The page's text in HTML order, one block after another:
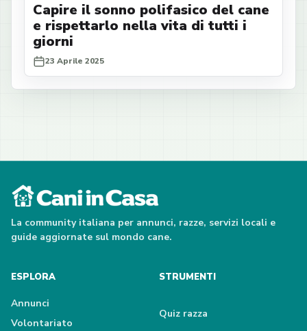
Capire il sonno polifasico del cane
e rispettarlo nella vita di tutti i
giorni
23 Aprile 2025
La community italiana per annunci, razze, servizi locali e
guide aggiornate sul mondo cane.
ESPLORA
Annunci
Volontariato
STRUMENTI
Quiz razza